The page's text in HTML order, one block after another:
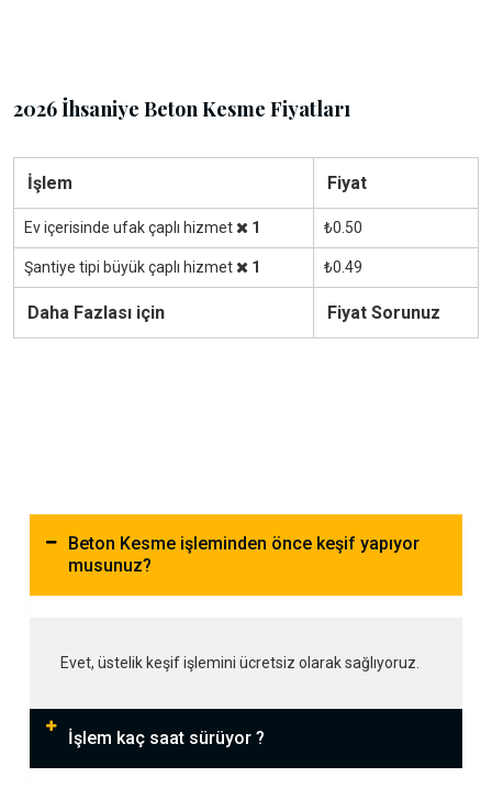
2026 İhsaniye Beton Kesme Fiyatları
İşlem Fiyat
Ev içerisinde ufak çaplı hizmet 1 ₺0.50
Şantiye tipi büyük çaplı hizmet 1 ₺0.49
Daha Fazlası için Fiyat Sorunuz
Beton Kesme işleminden önce keşif yapıyor
musunuz?
Evet, üstelik keşif işlemini ücretsiz olarak sağlıyoruz.
İşlem kaç saat sürüyor ?